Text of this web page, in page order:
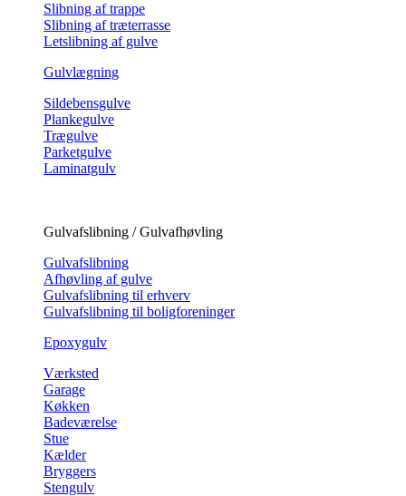
Slibning af trappe
Slibning af træterrasse
Letslibning af gulve
Gulvlægning
Sildebensgulve
Plankegulve
Trægulve
Parketgulve
Laminatgulv
Gulvafslibning / Gulvafhøvling
Gulvafslibning
Afhøvling af gulve
Gulvafslibning til erhverv
Gulvafslibning til boligforeninger
Epoxygulv
Værksted
Garage
Køkken
Badeværelse
Stue
Kælder
Bryggers
Stengulv